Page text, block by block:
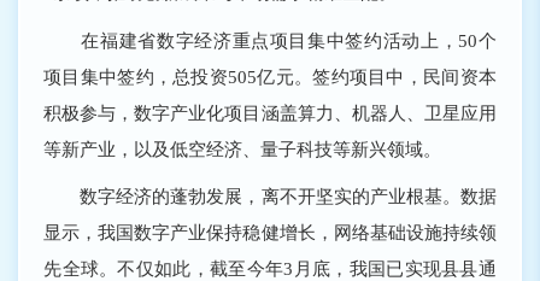
在福建省数字经济重点项目集中签约活动上，50个
项目集中签约，总投资505亿元。签约项目中，民间资本
积极参与，数字产业化项目涵盖算力、机器人、卫星应用
等新产业，以及低空经济、量子科技等新兴领域。
数字经济的蓬勃发展，离不开坚实的产业根基。数据
显示，我国数字产业保持稳健增长，网络基础设施持续领
先全球。不仅如此，截至今年3月底，我国已实现县县通